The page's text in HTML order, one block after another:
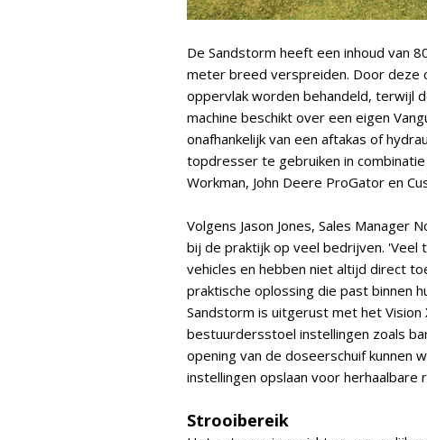
De Sandstorm heeft een inhoud van
meter breed verspreiden. Door deze
oppervlak worden behandeld, terwijl
machine beschikt over een eigen
onafhankelijk van een aftakas of
topdresser te gebruiken in
Workman, John Deere ProGator en
Volgens Jason Jones, Sales Manager
bij de praktijk op veel bedrijven.
vehicles en hebben niet altijd direct
praktische oplossing die past binnen
Sandstorm is uitgerust met het
bestuurdersstoel instellingen zoals
opening van de doseerschuif kunnen
instellingen opslaan voor
Strooibereik